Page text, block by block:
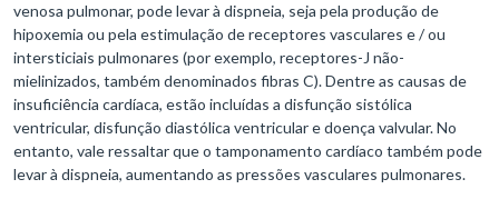
venosa pulmonar, pode levar à dispneia, seja pela produção de
hipoxemia ou pela estimulação de receptores vasculares e / ou
intersticiais pulmonares (por exemplo, receptores-J não-
mielinizados, também denominados fibras C). Dentre as causas de
insuficiência cardíaca, estão incluídas a disfunção sistólica
ventricular, disfunção diastólica ventricular e doença valvular. No
entanto, vale ressaltar que o tamponamento cardíaco também pode
levar à dispneia, aumentando as pressões vasculares pulmonares.